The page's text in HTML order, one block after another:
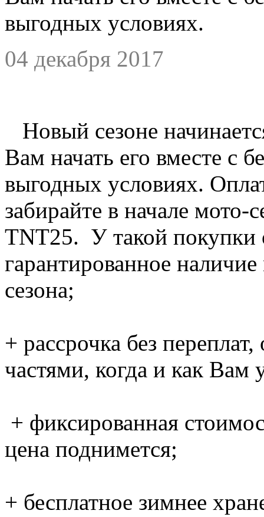
выгодных условиях.
04 декабря 2017
Новый сезоне
Вам начать его вместе с
выгодных условиях.
забирайте в начале
TNT25. У такой
гарантированное
сезона;
+ рассрочка без
частями, когда и как Вам
+ фиксированная
цена поднимется;
+ бесплатное зимнее